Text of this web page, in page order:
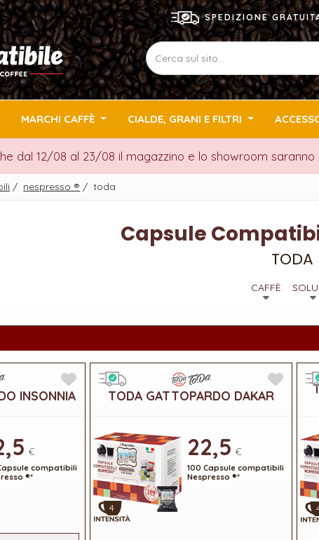
SPEDIZIONE
MARCHI CAFFÈ CIALDE, GRANI E FILTRI
dal 12/08 al 23/08 il magazzino e lo showroom
/ nespresso ® /toda
Capsule
TODA
CAFFÈ
INSONNIA
€
compatibili
®*
TODA GATTOPARDO DAKAR
4
22,5 €
100 Capsule compatibili
Nespresso ®*